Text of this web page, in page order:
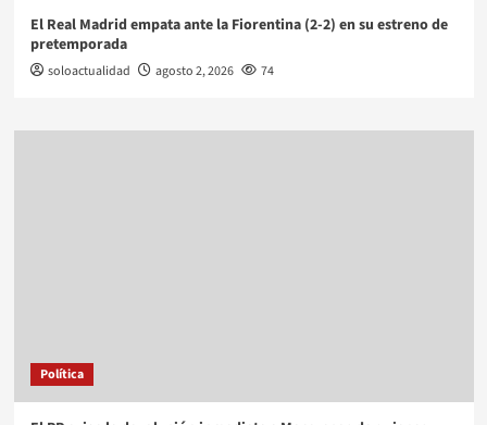
El Real Madrid empata ante la Fiorentina (2-2) en su estreno de
pretemporada
soloactualidad agosto 2, 2026 74
Política